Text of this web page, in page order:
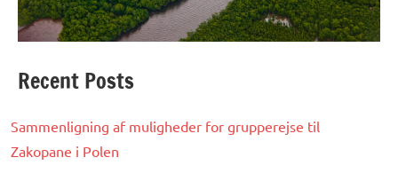
Recent Posts
Sammenligning af muligheder for grupperejse til
Zakopane i Polen